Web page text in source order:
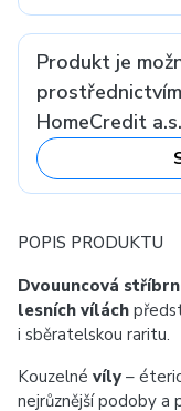
Produkt je
HomeCredit a.s.
POPIS PRODUKTU
Dvouuncová
lesních vílách
i sběratelskou raritu.
Kouzelné víly –
nejrůznější podoby a